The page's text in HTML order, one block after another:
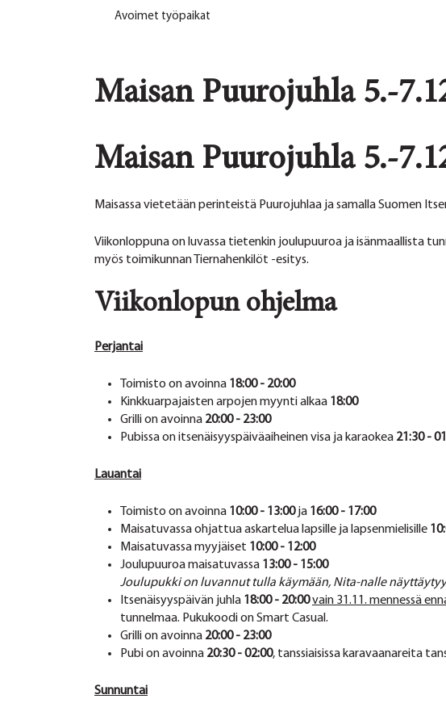
Avoimet työpaikat
Maisan Puurojuhla 5.-
Maisan Puurojuhla 5.-
Maisassa vietetään perinteistä Puurojuhlaa ja samalla Suomen
Viikonloppuna on luvassa tietenkin joulupuuroa ja isänmaallista
myös toimikunnan Tiernahenkilöt -esitys.
Viikonlopun ohjelma
Perjantai
Toimisto on avoinna 18:00 - 20:00
Kinkkuarpajaisten arpojen myynti alkaa 18:00
Grilli on avoinna 20:00 - 23:00
Pubissa on itsenäisyyspäiväaiheinen visa ja karaokea 21:30 -
Lauantai
Toimisto on avoinna 10:00 - 13:00ja 16:00 - 17:00
Maisatuvassa ohjattua askartelua lapsille ja lapsenmielisille
Maisatuvassa myyjäiset 10:00 - 12:00
Joulupuuroa maisatuvassa 13:00 - 15:00
Joulupukki on luvannut tulla käymään, Nita-nalle
Itsenäisyyspäivän juhla 18:00 - 20:00vain 31.11. mennessä
tunnelmaa. Pukukoodi on Smart Casual.
Grilli on avoinna 20:00 - 23:00
Pubi on avoinna 20:30 - 02:00, tanssiaisissa karavaanareita
Sunnuntai